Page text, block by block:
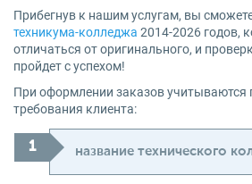
Прибегнув к нашим услугам, вы
техникума-колледжа 2014-2026 годов,
отличаться от оригинального, и
пройдет с успехом!
При оформлении заказов учитываются
требования клиента:
название технического